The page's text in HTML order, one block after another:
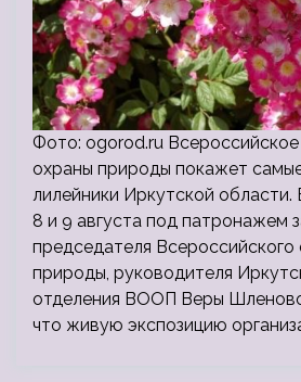
Фото: ogorod.ru
охраны природы покажет
лилейники Иркутской области.
8 и 9 августа под патронажем
председателя
природы, руководителя
отделения ВООП Веры
что живую экспозицию